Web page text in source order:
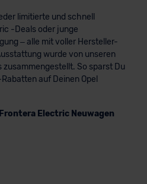
limitierte und schnell
-Deals oder junge
– alle mit voller Hersteller-
wurde von unseren
So sparst Du
auf Deinen Opel
Electric Neuwagen